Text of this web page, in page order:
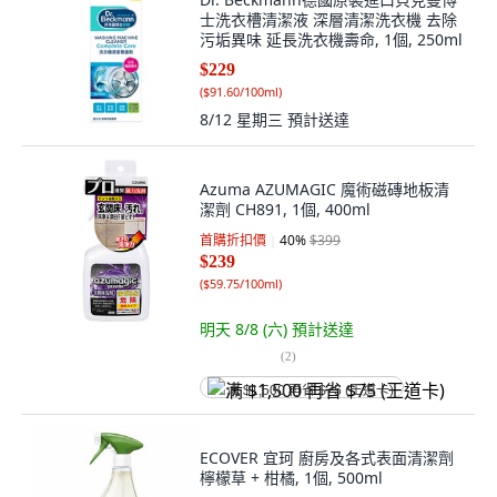
士洗衣槽清潔液 深層清潔洗衣機 去除
污垢異味 延長洗衣機壽命, 1個, 250ml
$229
($91.60/100ml)
8/12 星期三 預計送達
Azuma AZUMAGIC 魔術磁磚地板清
潔劑 CH891, 1個, 400ml
首購折扣價 40%$399
$239
($59.75/100ml)
明天 8/8 (六) 預計送達
(2)
满 $1,500 再省 $75 (王道卡)
ECOVER 宜珂 廚房及各式表面清潔劑
檸檬草 + 柑橘, 1個, 500ml